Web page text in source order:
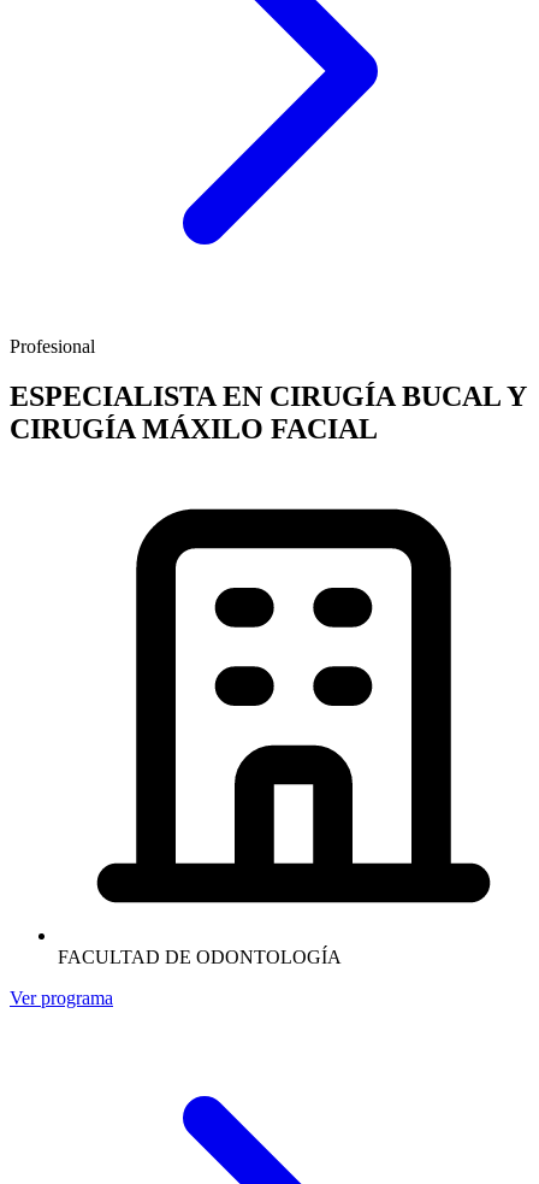
Profesional
ESPECIALISTA EN CIRUGÍA BUCAL Y
CIRUGÍA MÁXILO FACIAL
FACULTAD DE ODONTOLOGÍA
Ver programa